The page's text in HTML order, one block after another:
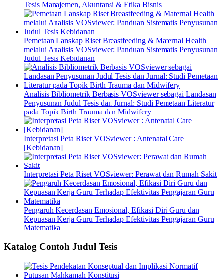
Tesis Manajemen, Akuntansi & Etika Bisnis
Pemetaan Lanskap Riset Breastfeeding & Maternal Health
melalui Analisis VOSviewer: Panduan Sistematis Penyusunan
Judul Tesis Kebidanan
Analisis Bibliometrik Berbasis VOSviewer sebagai Landasan
Penyusunan Judul Tesis dan Jurnal: Studi Pemetaan Literatur
pada Topik Birth Trauma dan Midwifery
Interpretasi Peta Riset VOSviewer : Antenatal Care
[Kebidanan]
Interpretasi Peta Riset VOSviewer: Perawat dan Rumah Sakit
Pengaruh Kecerdasan Emosional, Efikasi Diri Guru dan
Kepuasan Kerja Guru Terhadap Efektivitas Pengajaran Guru
Matematika
Katalog Contoh Judul Tesis